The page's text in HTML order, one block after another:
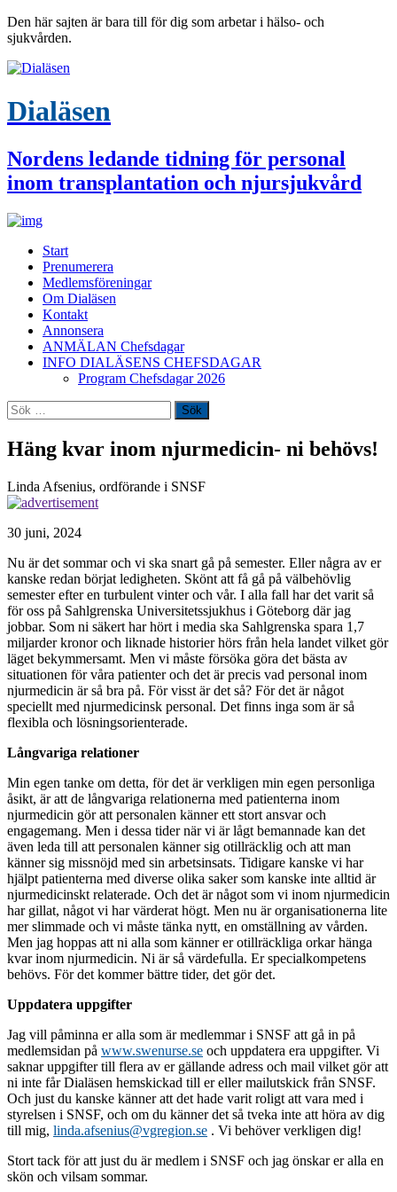
Den här sajten är bara till för dig som arbetar i hälso- och
sjukvården.
Dialäsen
Nordens ledande tidning för personal
inom transplantation och njursjukvård
Start
Prenumerera
Medlemsföreningar
Om Dialäsen
Kontakt
Annonsera
ANMÄLAN Chefsdagar
INFO DIALÄSENS CHEFSDAGAR
Program Chefsdagar 2026
Sök
efter:
Häng kvar inom njurmedicin- ni behövs!
Linda Afsenius, ordförande i SNSF
30 juni, 2024
Nu är det sommar och vi ska snart gå på semester. Eller några av er
kanske redan börjat ledigheten. Skönt att få gå på välbehövlig
semester efter en turbulent vinter och vår. I alla fall har det varit så
för oss på Sahlgrenska Universitetssjukhus i Göteborg där jag
jobbar. Som ni säkert har hört i media ska Sahlgrenska spara 1,7
miljarder kronor och liknade historier hörs från hela landet vilket gör
läget bekymmersamt. Men vi måste försöka göra det bästa av
situationen för våra patienter och det är precis vad personal inom
njurmedicin är så bra på. För visst är det så? För det är något
speciellt med njurmedicinsk personal. Det finns inga som är så
flexibla och lösningsorienterade.
Långvariga relationer
Min egen tanke om detta, för det är verkligen min egen personliga
åsikt, är att de långvariga relationerna med patienterna inom
njurmedicin gör att personalen känner ett stort ansvar och
engagemang. Men i dessa tider när vi är lågt bemannade kan det
även leda till att personalen känner sig otillräcklig och att man
känner sig missnöjd med sin arbetsinsats. Tidigare kanske vi har
hjälpt patienterna med diverse olika saker som kanske inte alltid är
njurmedicinskt relaterade. Och det är något som vi inom njurmedicin
har gillat, något vi har värderat högt. Men nu är organisationerna lite
mer slimmade och vi måste tänka nytt, en omställning av vården.
Men jag hoppas att ni alla som känner er otillräckliga orkar hänga
kvar inom njurmedicin. Ni är så värdefulla. Er specialkompetens
behövs. För det kommer bättre tider, det gör det.
Uppdatera uppgifter
Jag vill påminna er alla som är medlemmar i SNSF att gå in på
medlemsidan på www.swenurse.se och uppdatera era uppgifter. Vi
saknar uppgifter till flera av er gällande adress och mail vilket gör att
ni inte får Dialäsen hemskickad till er eller mailutskick från SNSF.
Och just du kanske känner att det hade varit roligt att vara med i
styrelsen i SNSF, och om du känner det så tveka inte att höra av dig
till mig, linda.afsenius@vgregion.se . Vi behöver verkligen dig!
Stort tack för att just du är medlem i SNSF och jag önskar er alla en
skön och vilsam sommar.